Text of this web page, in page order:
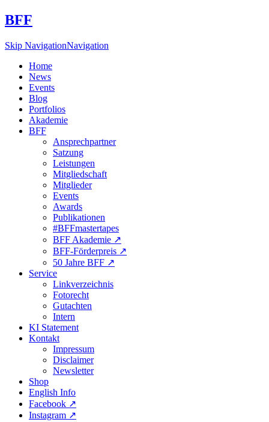
BFF
Skip NavigationNavigation
Home
News
Events
Blog
Portfolios
Akademie
BFF
Ansprechpartner
Satzung
Leistungen
Mitgliedschaft
Mitglieder
Events
Awards
Publikationen
#BFFmastertapes
BFF Akademie ↗︎
BFF-Förderpreis ↗︎
50 Jahre BFF ↗︎
Service
Linkverzeichnis
Fotorecht
Gutachten
Intern
KI Statement
Kontakt
Impressum
Disclaimer
Newsletter
Shop
English Info
Facebook ↗︎
Instagram ↗︎